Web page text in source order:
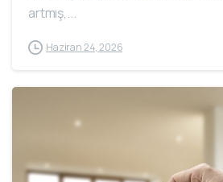
artmış,...
Haziran 24, 2026